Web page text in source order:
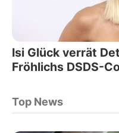
Isi Glück verrät
Fröhlichs DSDS-
Top News